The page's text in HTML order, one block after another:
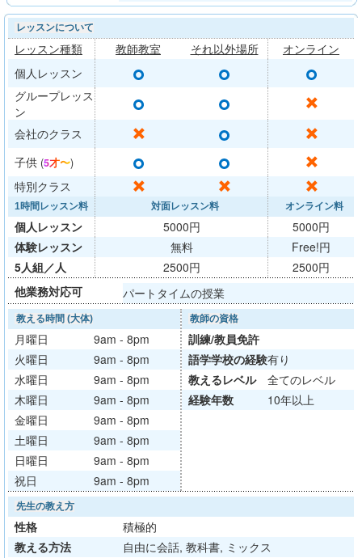
レッスンについて
レッスン種類 教師教室 それ以外場所
オンライン
個人レッスン
○ ○ ○
グループレッス
ン
○ ○ ✕
会社のクラス ✕ ○ ✕
子供 (5才〜) ○ ○ ✕
特別クラス ✕ ✕ ✕
1時間レッスン料 対面レッスン料 オンライン料
個人レッスン 5000円
5000円
体験レッスン
無料
Free!円
5人組／人
2500円
2500円
他業務対応可
パートタイムの授業
教える時間 (大体)
月曜日
9am - 8pm
火曜日
9am - 8pm
水曜日
9am - 8pm
木曜日
9am - 8pm
金曜日
9am - 8pm
土曜日
9am - 8pm
日曜日
9am - 8pm
祝日
9am - 8pm
教師の資格
訓練/教員免許
語学学校の経験有り
教えるレベル
全てのレベル
経験年数
10年以上
先生の教え方
性格
積極的
教える方法
自由に会話, 教科書, ミックス